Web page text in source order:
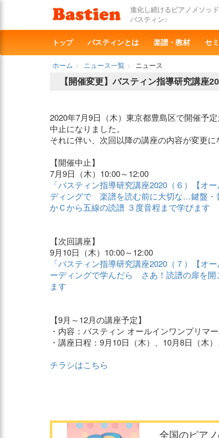
進化し続けるピアノメソッド
バスティン♪
トップ バスティンとは 楽譜・教材 セ
ホーム ニュース一覧
ニュース
【開催変更】バスティン指導研究講座
2020年7月9日（木）東京都豊島区で開催予
中止になりました。
それに伴い、次回以降の講座の内容が変更
【開催中止】
7月9日（木）10:00～12:00
「バスティン指導研究講座2020（６）【オ
ディングで 楽譜を読む前に大切な…鍵盤
かＣから五線の読譜 ３度音程まで学びます
【次回講座】
9月10日（木）10:00～12:00
「バスティン指導研究講座2020（７）【
ーディングで学んだら さあ！読譜の扉を
ます
【9月～12月の講座予定】
・内容：バスティン オールインワンプリマ
・講座日程：9月10日（木）、10月8日（木
チラシはこちら
全国のピア